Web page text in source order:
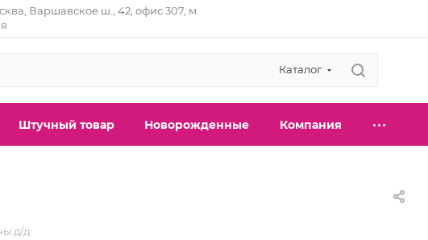
Варшавское ш., 42, офис 307, м.
Каталог
Штучный товар Новорожденные Компания
д/д